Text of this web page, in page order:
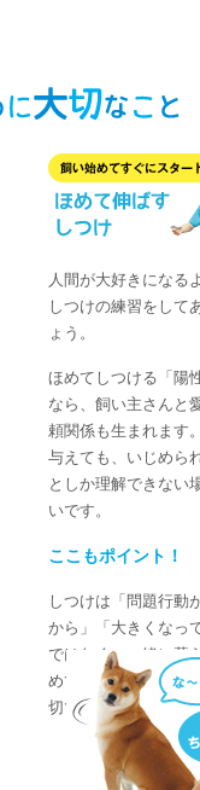
人間が大好きになる
しつけの練習をして
ょう。
ほめてしつける「陽
なら、飼い主さんと
頼関係も生まれます
与えても、いじめら
としか理解できない
いです。
ここもポイント！
しつけは「問題行動
から」「大きくなっ
ではなく、一緒に暮
めてスグに取り組む
切です。